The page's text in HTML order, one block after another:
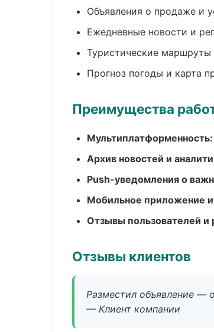
Объявления о продаже и
Ежедневные новости и
Туристические маршруты
Прогноз погоды и карта
Преимущества
Мультиплатформенность:
Архив новостей и
Push-уведомления о
Мобильное приложение
Отзывы пользователей и
Отзывы клиентов
Разместил объявление —
— Клиент компании